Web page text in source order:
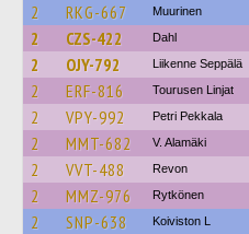
2 RKG-667 Muurinen
2 CZS-422 Dahl
2 OJY-792 Liikenne Seppälä
2 ERF-816 Tourusen Linjat
2 VPY-992 Petri Pekkala
2 MMT-682 V. Alamäki
2 VVT-488 Revon
2 MMZ-976 Rytkönen
2 SNP-638 Koiviston L